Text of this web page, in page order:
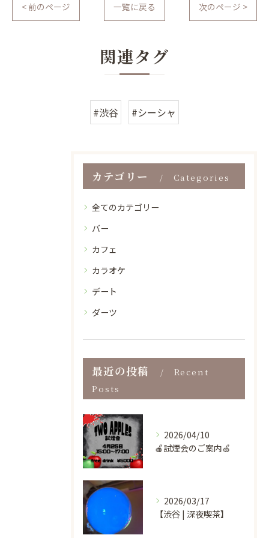
< 前のページ 一覧に戻る 次のページ >
関連タグ
#渋谷 #シーシャ
カテゴリー Categories
全てのカテゴリー
バー
カフェ
カラオケ
デート
ダーツ
最近の投稿
Recent
Posts
2026/04/10
🍎試煙会のご案内🍏
2026/03/17
【渋谷 | 深夜喫茶】